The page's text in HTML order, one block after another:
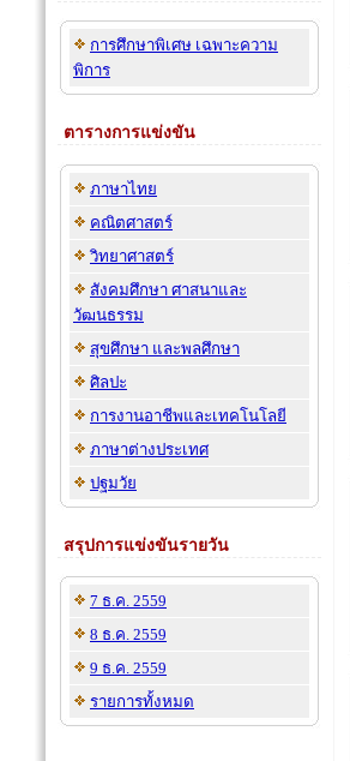
การศึกษาพิเศษ เฉพาะความ
พิการ
ตารางการแข่งขัน
ภาษาไทย
คณิตศาสตร์
วิทยาศาสตร์
สังคมศึกษา ศาสนาและ
วัฒนธรรม
สุขศึกษา และพลศึกษา
ศิลปะ
การงานอาชีพและเทคโนโลยี
ภาษาต่างประเทศ
ปฐมวัย
สรุปการแข่งขันรายวัน
7 ธ.ค. 2559
8 ธ.ค. 2559
9 ธ.ค. 2559
รายการทั้งหมด